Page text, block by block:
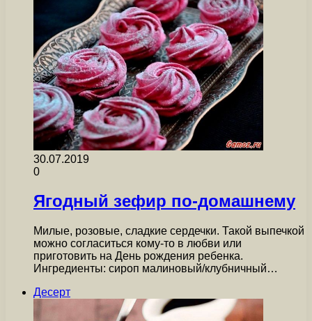
30.07.2019
0
Ягодный зефир по-домашнему
Милые, розовые, сладкие сердечки. Такой выпечкой
можно согласиться кому-то в любви или
приготовить на День рождения ребенка.
Ингредиенты: сироп малиновый/клубничный…
Десерт